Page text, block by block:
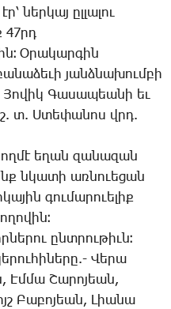
ներ­կայ ըլ­լա­լու
47րդ
Օ­րա­կար­գին
յանձ­նա­խում­բի
­Յո­վիկ ­Գա­սա­պեա­նի եւ
տ. Ս­տե­փա­նոս վրդ.
ե­ղան զա­նա­զան
նկա­տի առ­նո­ւե­ցան
գու­մա­րո­ւե­լիք
ընտ­րու­թիւն։
­Վե­րա
Էմ­մա ­Շա­րո­յեան,
­Բա­բո­յեան, ­Լիա­նա